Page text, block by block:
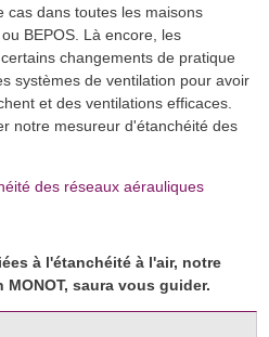
cas dans toutes les maisons
BEPOS. Là encore, les
changements de pratique
systèmes de ventilation pour avoir
et des ventilations efficaces.
notre mesureur d'étanchéité des
des réseaux aérauliques
à l'étanchéité à l'air, notre
saura vous guider.